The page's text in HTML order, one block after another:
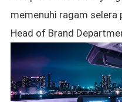
memenuhi ragam selera
Head of Brand